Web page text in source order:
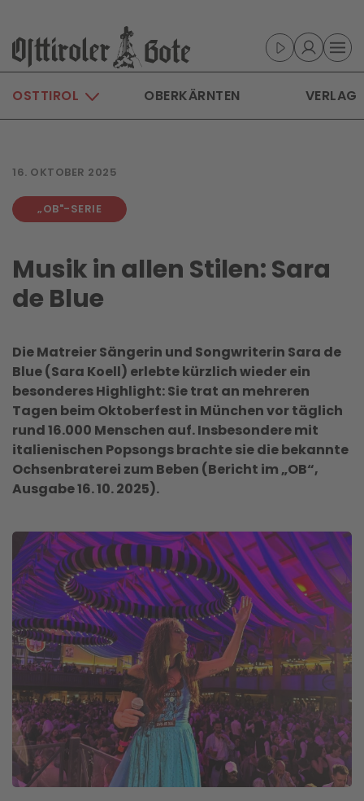
Skip to main content
OSTTIROL OBERKÄRNTEN VERLAG
16. OKTOBER 2025
„OB"-SERIE
Musik in allen Stilen: Sara
de Blue
Die Matreier Sängerin und Songwriterin Sara de
Blue (Sara Koell) erlebte kürzlich wieder ein
besonderes Highlight: Sie trat an mehreren
Tagen beim Oktoberfest in München vor täglich
rund 16.000 Menschen auf. Insbesondere mit
italienischen Popsongs brachte sie die bekannte
Ochsenbraterei zum Beben (Bericht im „OB“,
Ausgabe 16. 10. 2025).